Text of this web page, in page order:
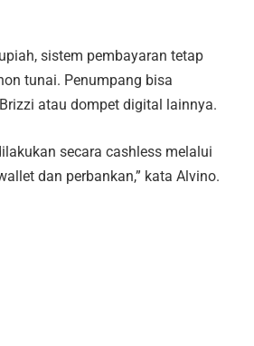
sistem pembayaran tetap
tunai. Penumpang bisa
atau dompet digital lainnya.
secara cashless melalui
dan perbankan,” kata Alvino.